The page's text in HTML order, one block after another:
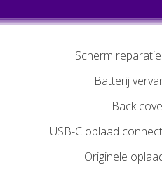
Scherm reparatie
Batterij
Back
USB-C oplaad
Originele